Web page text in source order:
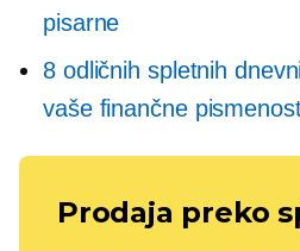
pisarne
8 odličnih spletnih
vaše finančne
Prodaja preko